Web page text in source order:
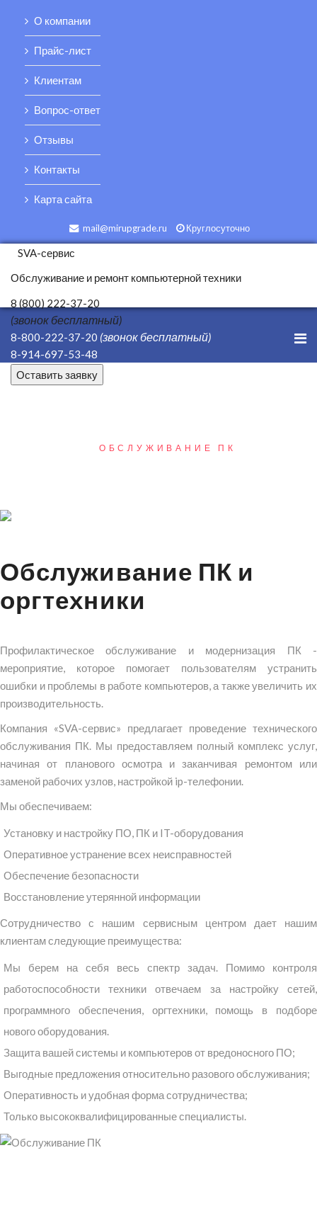
О компании
Прайс-лист
Клиентам
Вопрос-ответ
Отзывы
Контакты
Карта сайта
mail@mirupgrade.ru Круглосуточно
SVA-сервис
Обслуживание и ремонт компьютерной техники
8 (800) 222-37-20
(звонок бесплатный)
Оставить заявку
8-800-222-37-20 (звонок бесплатный)
8-914-697-53-48
ОБСЛУЖИВАНИЕ ПК
Обслуживание ПК и
оргтехники
Профилактическое обслуживание и модернизация ПК -
мероприятие, которое помогает пользователям устранить
ошибки и проблемы в работе компьютеров, а также увеличить их
производительность.
Компания «SVA-сервис» предлагает проведение технического
обслуживания ПК. Мы предоставляем полный комплекс услуг,
начиная от планового осмотра и заканчивая ремонтом или
заменой рабочих узлов, настройкой ip-телефонии.
Мы обеспечиваем:
Установку и настройку ПО, ПК и IT-оборудования
Оперативное устранение всех неисправностей
Обеспечение безопасности
Восстановление утерянной информации
Сотрудничество с нашим сервисным центром дает нашим
клиентам следующие преимущества:
Мы берем на себя весь спектр задач. Помимо контроля
работоспособности техники отвечаем за настройку сетей,
программного обеспечения, оргтехники, помощь в подборе
нового оборудования.
Защита вашей системы и компьютеров от вредоносного ПО;
Выгодные предложения относительно разового обслуживания;
Оперативность и удобная форма сотрудничества;
Только высококвалифицированные специалисты.